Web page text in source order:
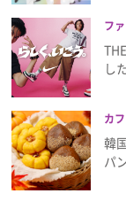
ランキング
Emo!miuとは？
免責事項
プライバシーポリ
フ
し
カ
韓
パ